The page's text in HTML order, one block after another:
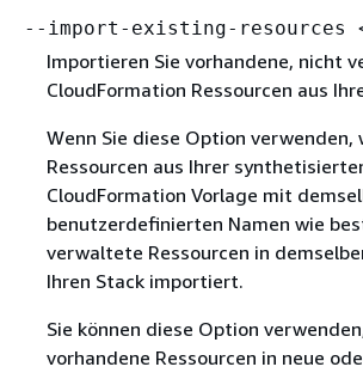
--import-existing-resources
Importieren Sie vorhandene, nicht
CloudFormation Ressourcen aus
Wenn Sie diese Option verwenden,
Ressourcen aus Ihrer
CloudFormation Vorlage mit
benutzerdefinierten Namen wie
verwaltete Ressourcen in
Ihren Stack importiert.
Sie können diese Option
vorhandene Ressourcen in neue